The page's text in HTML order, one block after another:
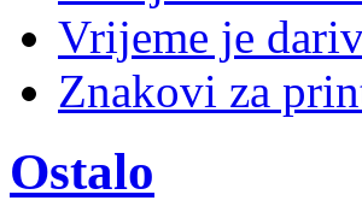
Vrijeme je
Znakovi za
Ostalo